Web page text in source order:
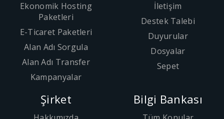
Ekonomik Hosting
Paketleri
E-Ticaret Paketleri
Alan Adı Sorgula
Alan Adı Transfer
Kampanyalar
İletişim
Destek Talebi
Duyurular
Dosyalar
Sepet
Şirket Bilgi Bankası